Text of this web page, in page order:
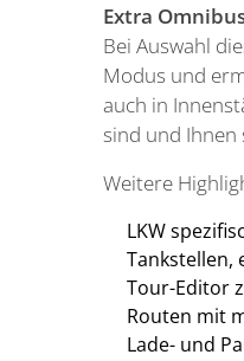
Extra
Bei Auswahl
Modus und
auch in
sind und Ihnen
Weitere
LKW
Tankstellen,
Tour-Editor
Routen mit
Lade- und